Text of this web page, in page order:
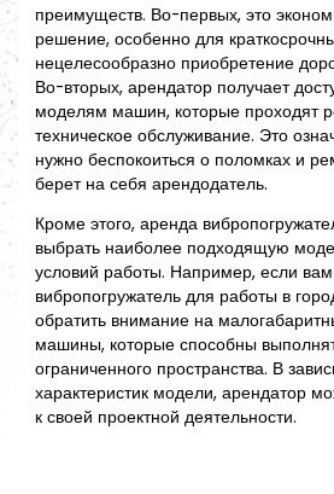
преимуществ. Во-первых, это
решение, особенно для
нецелесообразно приобретение
Во-вторых, арендатор получает
моделям машин, которые проходят
техническое обслуживание. Это
нужно беспокоиться о поломках и
берет на себя арендодатель.
Кроме этого, аренда
выбрать наиболее подходящую
условий работы. Например, если
вибропогружатель для работы в
обратить внимание на
машины, которые способны
ограниченного пространства. В
характеристик модели, арендатор
к своей проектной деятельности.